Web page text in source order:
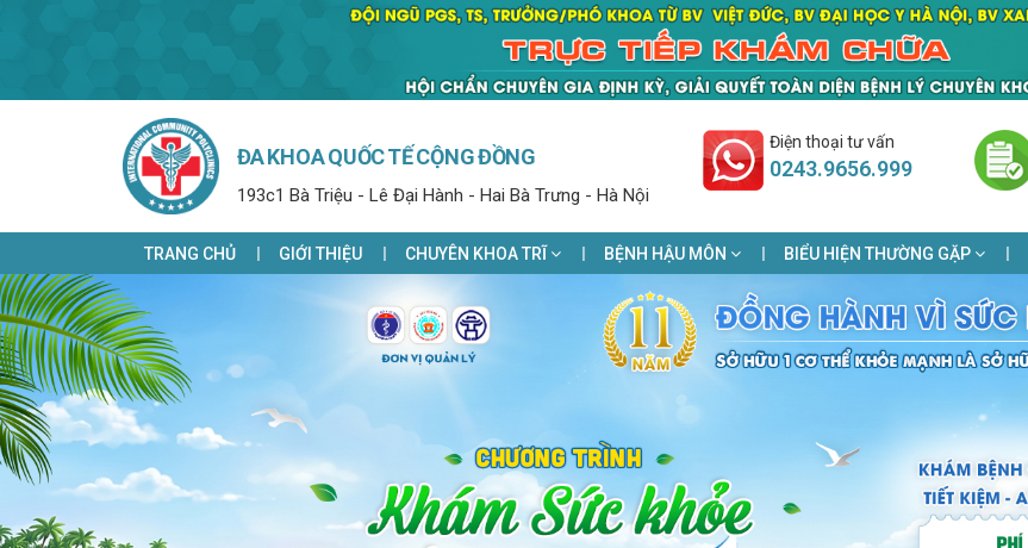
ĐA KHOA QUỐC TẾ CỘNG ĐỒNG
193c1 Bà Triệu - Lê Đại Hành - Hai Bà Trưng - Hà Nội
Điện thoại tư vấn
0243.9656.999
TRANG CHỦ GIỚI THIỆU CHUYÊN KHOA TRĨ BỆNH HẬU MÔN BIỂU HIỆN THƯỜNG GẶP